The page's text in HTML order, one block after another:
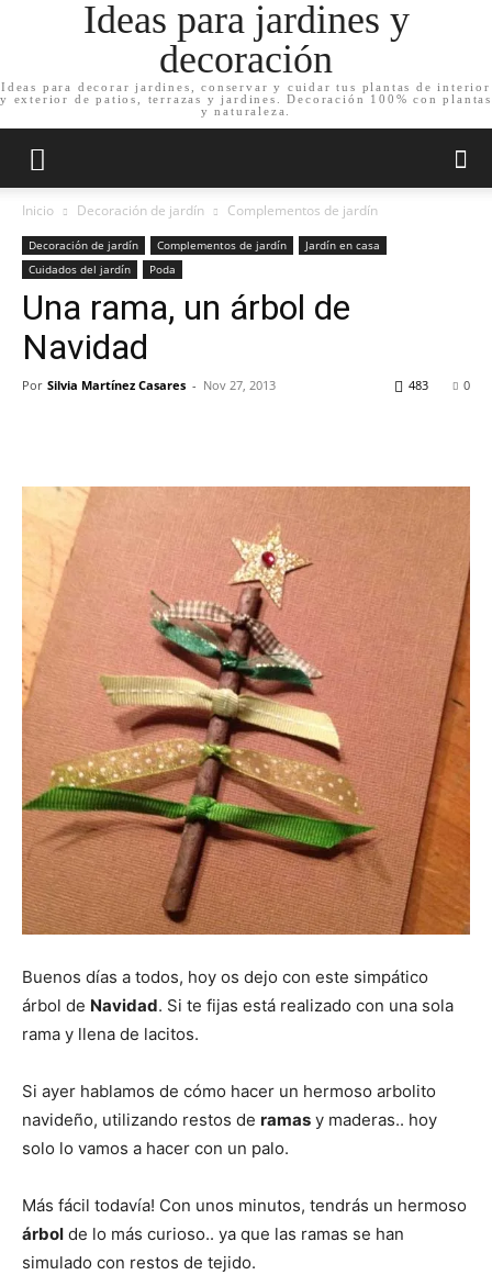
Ideas para jardines y
decoración
Ideas para decorar jardines, conservar y cuidar tus plantas de interior
y exterior de patios, terrazas y jardines. Decoración 100% con plantas
y naturaleza.
Inicio Decoración de jardín Complementos de jardín
Decoración de jardín Complementos de jardín
Jardín en casa
Cuidados del jardín
Poda
Una rama, un árbol de
Navidad
Por Silvia Martínez Casares - Nov 27, 2013 0
483
Buenos días a todos, hoy os dejo con este simpático
árbol de Navidad. Si te fijas está realizado con una sola
rama y llena de lacitos.
Si ayer hablamos de cómo hacer un hermoso arbolito
navideño, utilizando restos de ramas y maderas.. hoy
solo lo vamos a hacer con un palo.
Más fácil todavía! Con unos minutos, tendrás un hermoso
árbol de lo más curioso.. ya que las ramas se han
simulado con restos de tejido.